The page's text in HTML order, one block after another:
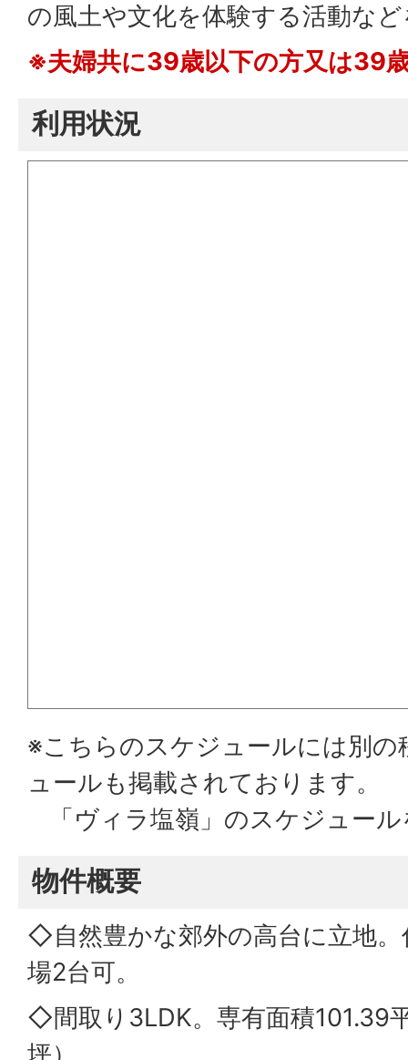
の風土や文化を体験する活動な
※夫婦共に39歳以下の方又は39
利用状況
※こちらのスケジュールには別の
ュールも掲載されております。
「ヴィラ塩嶺」のスケジュー
物件概要
◇自然豊かな郊外の高台に立地
場2台可。
◇間取り3LDK。専有面積101.39